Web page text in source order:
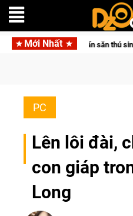
Mới Nhất
bom tấn săn thú sinh tồn lên di động
PC
Lên lôi đài,
con giáp
Long